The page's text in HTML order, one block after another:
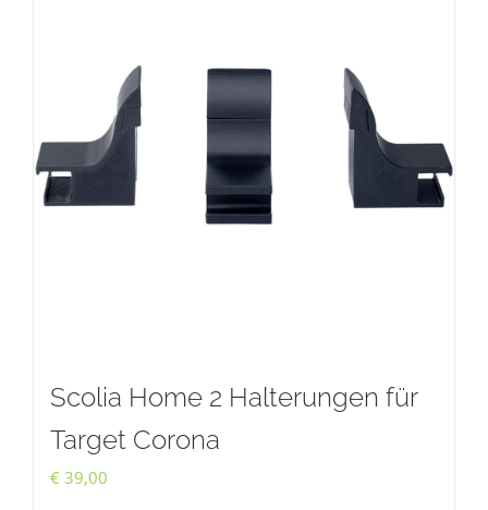
Scolia Home 2 Halterungen für
Target Corona
€ 39,00